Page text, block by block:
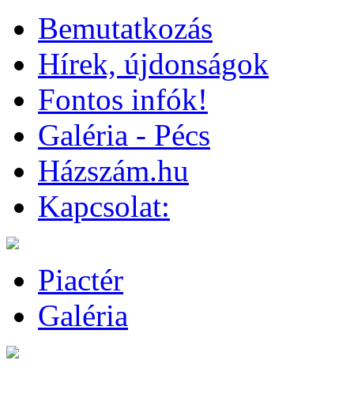
Bemutatkozás
Hírek, újdonságok
Fontos infók!
Galéria - Pécs
Házszám.hu
Kapcsolat:
Piactér
Galéria